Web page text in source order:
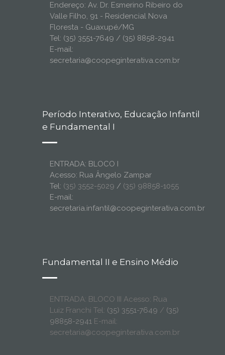
Endereço: Av. Dr. Esmerino Ribeiro do
Valle Filho, 91 - Residencial Nova
Floresta - Guaxupé/MG
Tel: (35) 3551-7649 / (35) 8858-2941
E-mail:
secretaria@coopeginterativa.com.br
Período Interativo, Educação Infantil
e Fundamental I
ENTRADA: BLOCO I
Acesso: Rua Ângelo Zampar
Tel: (35) 3552-5029 / (35) 98858-1055
E-mail:
secretaria.infantil@coopeginterativa.com.br
Fundamental II e Ensino Médio
ENTRADA: BLOCO III Acesso: Rua
Luiz Franchi Tel: (35) 3551-7649 / (35)
98858-2941 E-mail:
secretaria@coopeginterativa.com.br